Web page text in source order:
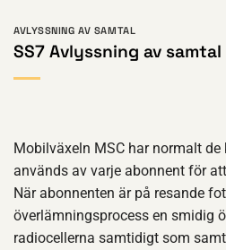
AVLYSSNING AV SAMTAL
SS7 Avlyssning av samtal
Mobilväxeln MSC har normalt
används av varje abonnent för
När abonnenten är på resande
överlämningsprocess en smidig
radiocellerna samtidigt som